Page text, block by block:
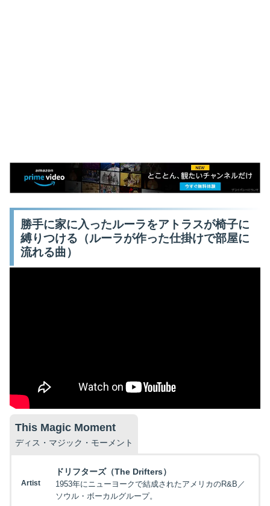
勝手に家に入ったルーラをアトラスが椅子に
縛りつける（ルーラが作った仕掛けで部屋に
流れる曲）
This Magic Moment
ディス・マジック・モーメント
Artist
ドリフターズ（The Drifters）
1953年にニューヨークで結成されたアメリカのR&B／
ソウル・ボーカルグループ。